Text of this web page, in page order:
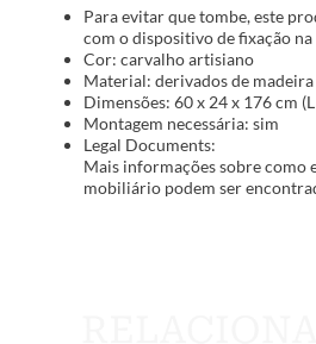
Para evitar que tombe, este
com o dispositivo de fixação
Cor: carvalho artisiano
Material: derivados de madeira
Dimensões: 60 x 24 x 176 cm
Montagem necessária: sim
Legal Documents:
Mais informações sobre como
mobiliário podem ser